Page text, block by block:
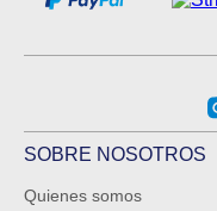
SOBRE NOSOTROS
Quienes somos